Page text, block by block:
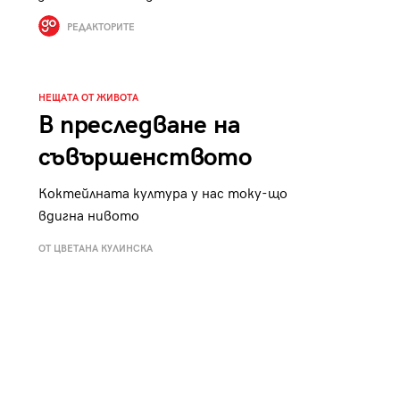
РЕДАКТОРИТЕ
НЕЩАТА ОТ ЖИВОТА
В преследване на
съвършенството
Коктейлната култура у нас току-що
вдигна нивото
ОТ ЦВЕТАНА КУЛИНСКА
Tender is the Wine – Какво
29